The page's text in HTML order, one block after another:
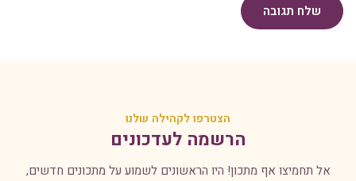
שלח תגובה
הצטרפו לקהילה שלנו
הרשמה לעדכונים
אל תחמיצו אף מתכון! היו הראשונים לשמוע על מתכונים חדשים,